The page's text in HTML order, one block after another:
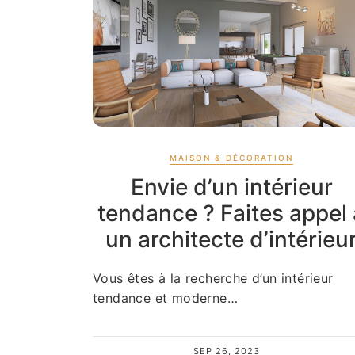
MAISON & DÉCORATION
Envie d’un intérieur
tendance ? Faites appel
un architecte
Vous êtes à la recherche d’un intérieur
tendance et moderne…
SEP 26, 2023